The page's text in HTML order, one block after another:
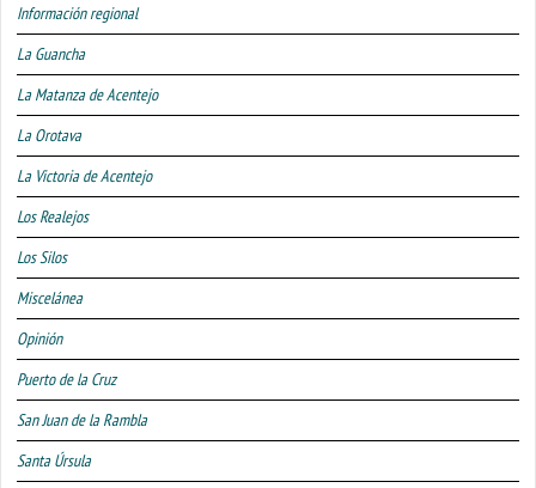
Información regional
La Guancha
La Matanza de Acentejo
La Orotava
La Victoria de Acentejo
Los Realejos
Los Silos
Miscelánea
Opinión
Puerto de la Cruz
San Juan de la Rambla
Santa Úrsula